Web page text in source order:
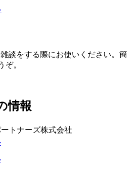
談をする際にお使いください。簡
ぞ。
情報
トナーズ株式会社